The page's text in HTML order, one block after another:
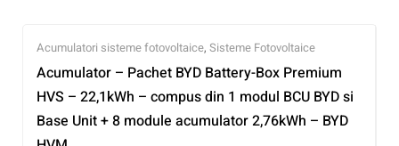
Acumulatori sisteme fotovoltaice, Sisteme Fotovoltaice
Acumulator – Pachet BYD Battery-Box Premium
HVS – 22,1kWh – compus din 1 modul BCU BYD si
Base Unit + 8 module acumulator 2,76kWh – BYD